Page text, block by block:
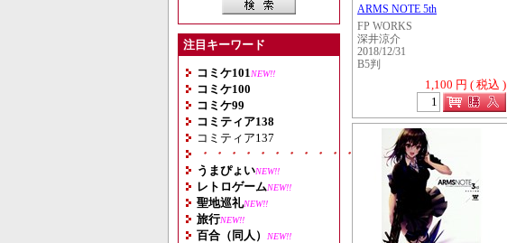
注目キーワード
コミケ101 NEW!!
コミケ100
コミケ99
コミティア138
コミティア137
・・・・・・・・・・・・・・・・・・・
うまぴょいNEW!!
レトロゲームNEW!!
聖地巡礼NEW!!
旅行NEW!!
百合（同人） NEW!!
ARMS NOTE 5th
FP WORKS
深井涼介
2018/12/31
B5判
1,100 円 ( 税込 )